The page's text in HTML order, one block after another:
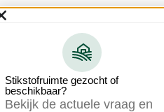
Stikstofruimte gezocht of
beschikbaar?
Bekijk de actuele vraag en